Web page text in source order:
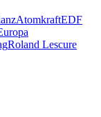
AtomkraftEDF
Roland Lescure